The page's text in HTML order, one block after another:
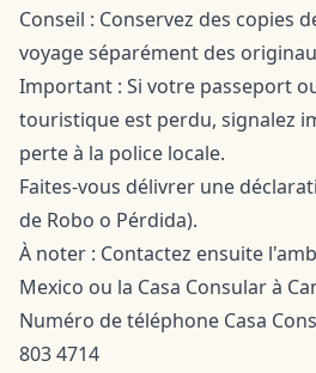
Conseil : Conservez des copies
voyage séparément des
Important : Si votre passeport
touristique est perdu, signalez
perte à la police locale.
Faites-vous délivrer une
de Robo o Pérdida).
À noter : Contactez ensuite
Mexico ou la Casa Consular à
Numéro de téléphone Casa
803 4714